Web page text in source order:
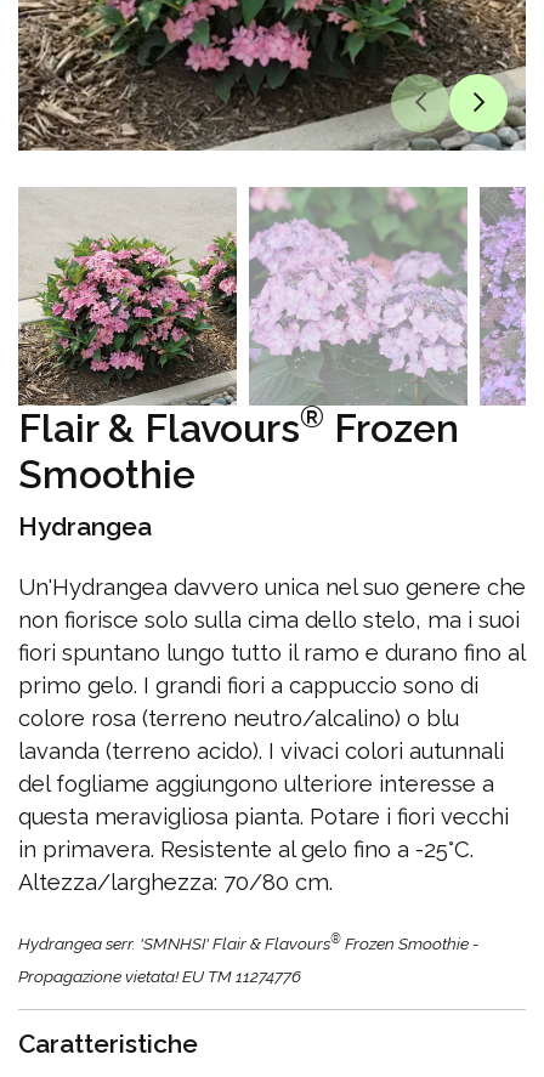
Flair & Flavours® Frozen
Smoothie
Hydrangea
Un'Hydrangea davvero unica nel suo genere che
non fiorisce solo sulla cima dello stelo, ma i suoi
fiori spuntano lungo tutto il ramo e durano fino al
primo gelo. I grandi fiori a cappuccio sono di
colore rosa (terreno neutro/alcalino) o blu
lavanda (terreno acido). I vivaci colori autunnali
del fogliame aggiungono ulteriore interesse a
questa meravigliosa pianta. Potare i fiori vecchi
in primavera. Resistente al gelo fino a -25°C.
Altezza/larghezza: 70/80 cm.
Hydrangea serr. 'SMNHSI' Flair & Flavours® Frozen Smoothie -
Propagazione vietata! EU TM 11274776
Caratteristiche